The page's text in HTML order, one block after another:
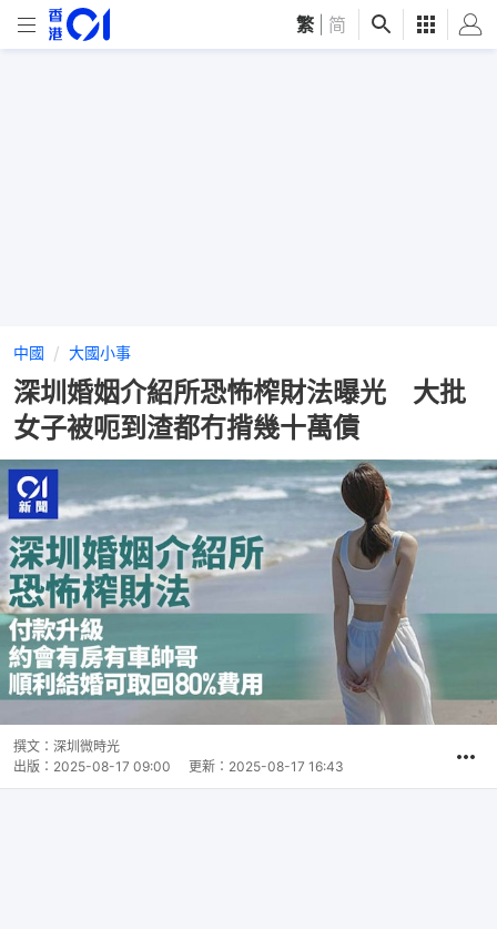
繁 简
中國 大國小事
深圳婚姻介紹所恐怖榨財法曝光 大批
女子被呃到渣都冇揹幾十萬債
撰文： 深圳微時光
出版： 2025-08-17 09:00 更新： 2025-08-17 16:43